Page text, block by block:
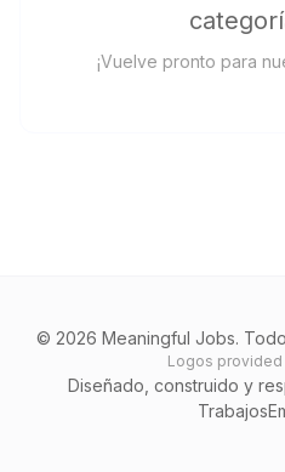
¡Vuelve pronto para
© 2026 Meaningful Jobs.
Logos
Diseñado, construido y
Trabajos